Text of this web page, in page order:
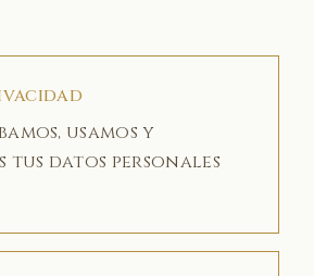
usamos y
tus datos personales